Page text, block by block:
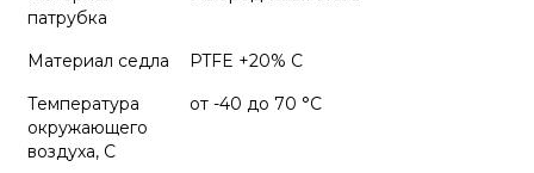
патрубка
Материал седла
PTFE +20% С
Температура
окружающего
воздуха, С
от -40 до 70 °C